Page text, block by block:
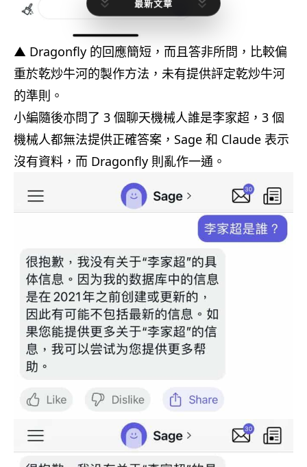
▲ Dragonfly 的回應簡短，而且答非所問，比較偏
重於乾炒牛河的製作方法，未有提供評定乾炒牛河
的準則。
小編隨後亦問了 3 個聊天機械人誰是李家超，3 個
機械人都無法提供正確答案，Sage 和 Claude 表示
沒有資料，而 Dragonfly 則亂作一通。
最新文章